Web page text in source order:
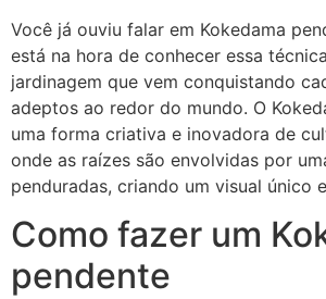
Você já ouviu falar em Kokedama
está na hora de conhecer essa
jardinagem que vem conquistando
adeptos ao redor do mundo. O
uma forma criativa e inovadora de
onde as raízes são envolvidas por
penduradas, criando um visual único
Como fazer um
pendente